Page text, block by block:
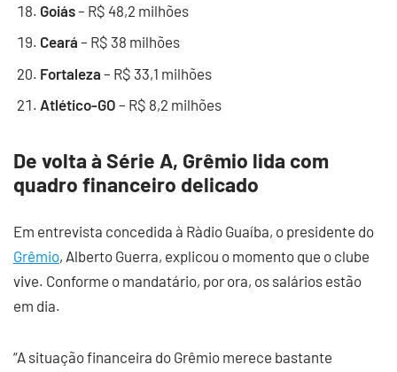
Goiás– R$ 48,2 milhões
Ceará – R$ 38 milhões
Fortaleza – R$ 33,1 milhões
Atlético-GO – R$ 8,2 milhões
De volta à Série A, Grêmio lida com
quadro financeiro delicado
Em entrevista concedida à Ràdio Guaíba, o presidente do
Grêmio, Alberto Guerra, explicou o momento que o clube
vive. Conforme o mandatário, por ora, os salários estão
em dia.
“A situação financeira do Grêmio merece bastante